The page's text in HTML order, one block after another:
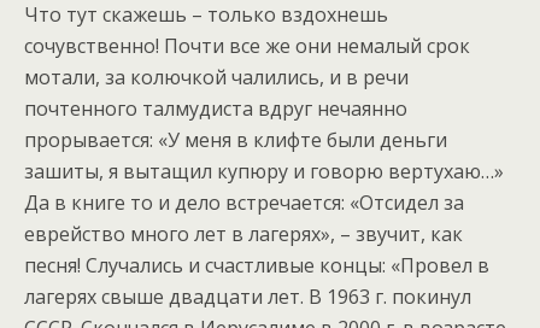
Что тут скажешь – только вздохнешь
сочувственно! Почти все же они немалый срок
мотали, за колючкой чалились, и в речи
почтенного талмудиста вдруг нечаянно
прорывается: «У меня в клифте были деньги
зашиты, я вытащил купюру и говорю вертухаю…»
Да в книге то и дело встречается: «Отсидел за
еврейство много лет в лагерях», – звучит, как
песня! Случались и счастливые концы: «Провел в
лагерях свыше двадцати лет. В 1963 г. покинул